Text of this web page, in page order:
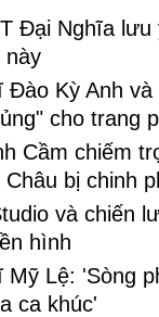
Đại Nghĩa
này
Đào Kỳ Anh
cho trang
Cầm chiếm
bị chinh
và chiến
hình
Mỹ Lệ: 'Sòng
ca khúc'